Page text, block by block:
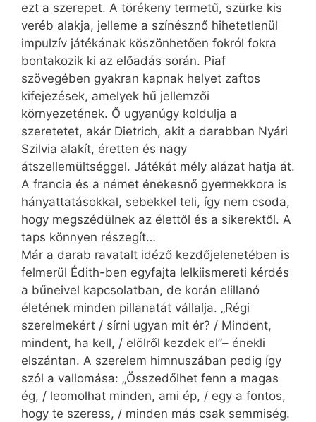
ezt a szerepet. A törékeny termetű, szürke kis
veréb alakja, jelleme a színésznő hihetetlenül
impulzív játékának köszönhetően fokról fokra
bontakozik ki az előadás során. Piaf
szövegében gyakran kapnak helyet zaftos
kifejezések, amelyek hű jellemzői
környezetének. Ő ugyanúgy koldulja a
szeretetet, akár Dietrich, akit a darabban Nyári
Szilvia alakít, éretten és nagy
átszellemültséggel. Játékát mély alázat hatja át.
A francia és a német énekesnő gyermekkora is
hányattatásokkal, sebekkel teli, így nem csoda,
hogy megszédülnek az élettől és a sikerektől. A
taps könnyen részegít…
Már a darab ravatalt idéző kezdőjelenetében is
felmerül Édith-ben egyfajta lelkiismereti kérdés
a bűneivel kapcsolatban, de korán elillanó
életének minden pillanatát vállalja. „Régi
szerelmekért / sírni ugyan mit ér? / Mindent,
mindent, ha kell, / elölről kezdek el”– énekli
elszántan. A szerelem himnuszában pedig így
szól a vallo­mása: „Összedőlhet fenn a magas
ég, / leomolhat minden, ami ép, / egy a fontos,
hogy te szeress, / minden más csak semmiség.